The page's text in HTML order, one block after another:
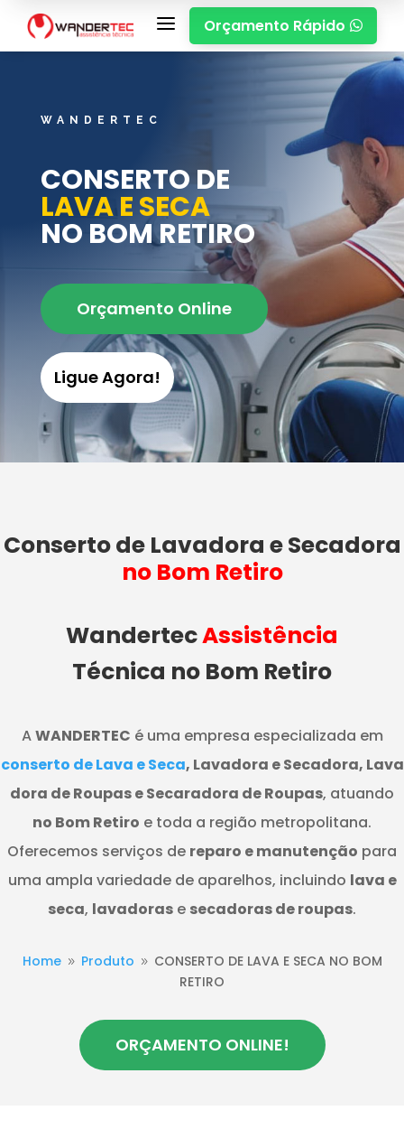
a Orçamento Rápido 
WANDERTEC
CONSERTO DE
LAVA E SECA
NO BOM RETIRO
Orçamento Online
Ligue Agora!
Conserto de Lavadora e Secadora
no Bom Retiro
WandertecAssistência
Técnica no Bom Retiro
AWANDERTEC é uma empresa especializada em
conserto de Lava e Seca, Lavadora e Secadora, Lava
dora de Roupas e Secaradora de Roupas, atuando
no Bom Retiro e toda a região metropolitana.
Oferecemos serviços de reparo e manutenção para
uma ampla variedade de aparelhos, incluindo lava e
seca, lavadoras e secadoras de roupas.
Home 9 Produto 9 CONSERTO DE LAVA E SECA NO BOM
RETIRO
ORÇAMENTO ONLINE!